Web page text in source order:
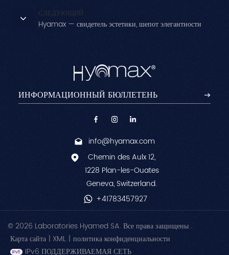
СЛЕДУЮЩИЙ
Hyamax — свидетель эстетики, шепот элегантности
info@hyamax.com
Chemin des Aulx 12,
1228 Plan-les-Ouates
Geneva, Switzerland.
+41783457927
© 2026 Laboratories Hyamed SA. Все права защищены .
Карта сайта | XML | политика конфиденциальности
IPv6 ПОДДЕРЖИВАЕМАЯ СЕТЬ